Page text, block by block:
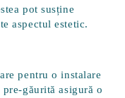
pot susține
aspectul estetic.
pentru o instalare
găurită asigură o